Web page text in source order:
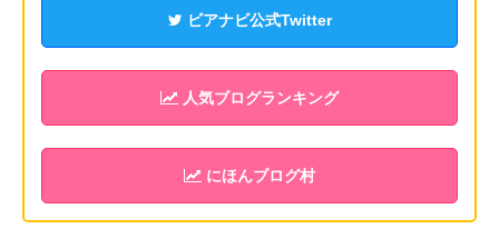
ビアナビ公式Twitter
人気ブログランキング
にほんブログ村